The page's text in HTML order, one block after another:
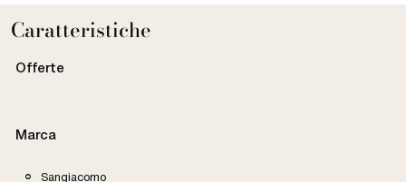
Caratteristiche
Offerte
Marca
Sangiacomo